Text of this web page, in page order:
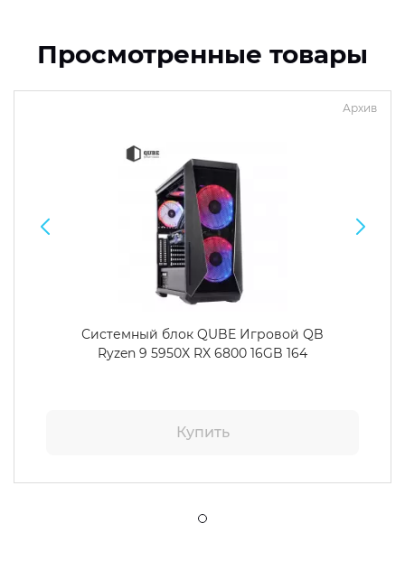
Просмотренные товары
Архив
Системный блок QUBE Игровой QB
Ryzen 9 5950X RX 6800 16GB 164
Купить